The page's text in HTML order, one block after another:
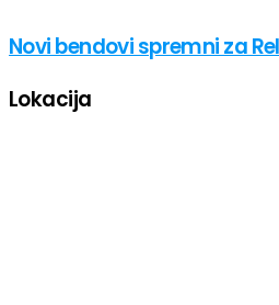
Novi bendovi spremni za
Lokacija